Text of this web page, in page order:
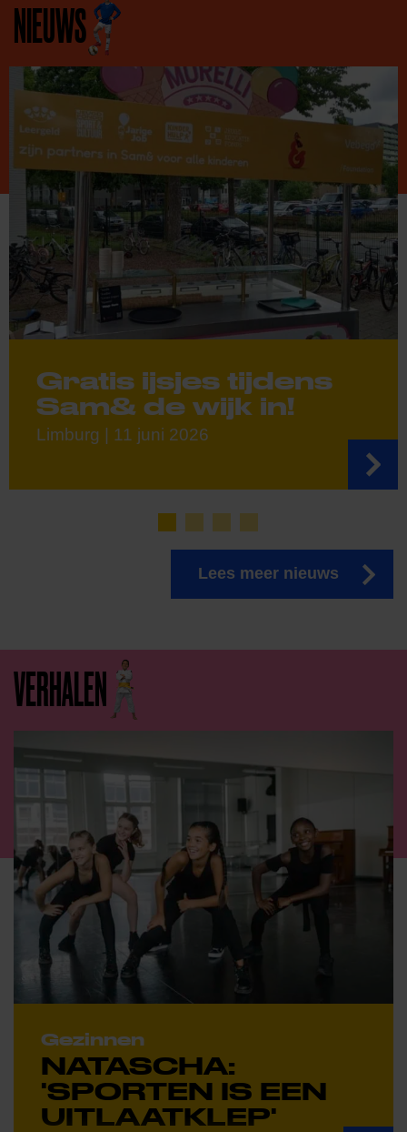
NIEUWS
Gratis ijsjes tijdens
Sam& de wijk in!
Limburg | 11 juni 2026
Lees meer nieuws
VERHALEN
Gezinnen
NATASCHA:
'SPORTEN IS EEN
UITLAATKLEP'